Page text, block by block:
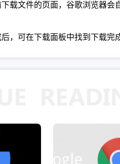
载文件的页面，谷歌浏览器
，可在下载面板中找到下载完